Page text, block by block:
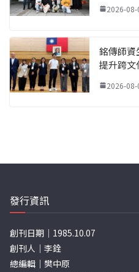
2026-08-
銘傳師資
提升跨文
2026-08-
發行資訊
創刊日期｜1985.10.07
創刊人｜李銓
總編輯｜樊中原